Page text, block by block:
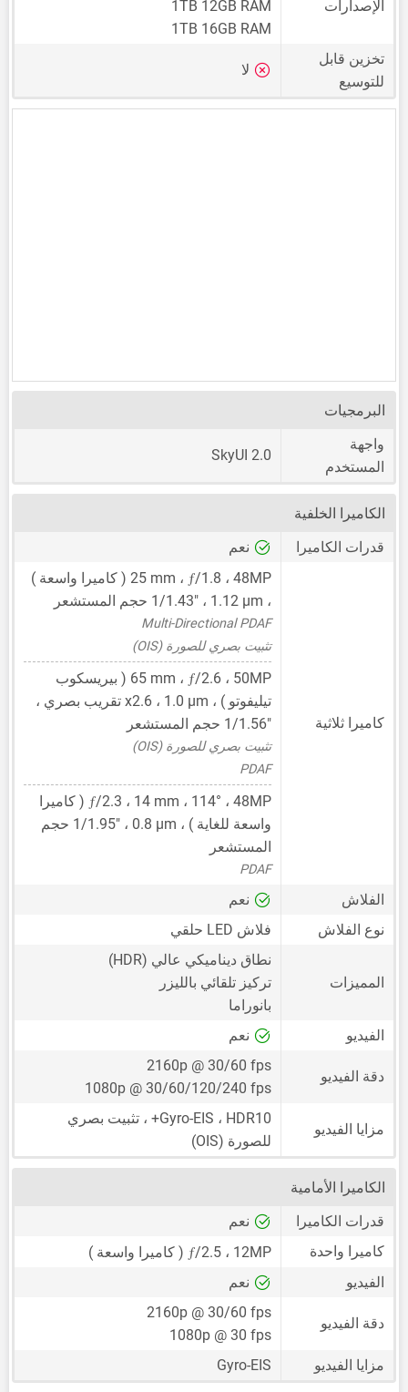
الإصدارات
1TB 12GB RAM
1TB 16GB RAM
تخزين قابل
للتوسيع
لا
البرمجيات
واجهة
المستخدم
SkyUI 2.0
الكاميرا الخلفية
قدرات الكاميرا
نعم
كاميرا ثلاثية
48MP ، ƒ/1.8 ، 25 mm ( كاميرا واسعة )
، 1.12 μm ، 1/1.43" حجم المستشعر
Multi-Directional PDAF
تثبيت بصري للصورة (OIS)
50MP ، ƒ/2.6 ، 65 mm ( بيريسكوب
تيليفوتو ) ، 1.0 μm ، x2.6 تقريب بصري ،
1/1.56" حجم المستشعر
تثبيت بصري للصورة (OIS)
PDAF
48MP ، ƒ/2.3 ، 14 mm
، 114° ( كاميرا
واسعة للغاية ) ، 0.8 μm ، 1/1.95" حجم
المستشعر
PDAF
الفلاش
نعم
نوع الفلاش
فلاش LED حلقي
المميزات
نطاق ديناميكي عالي (HDR)
تركيز تلقائي بالليزر
بانوراما
الفيديو
نعم
دقة الفيديو
2160p @ 30/60 fps
1080p @ 30/60/120/240 fps
مزايا الفيديو
Gyro-EIS ، HDR10+ ، تثبيت بصري
للصورة (OIS)
الكاميرا الأمامية
قدرات الكاميرا
نعم
كاميرا واحدة
12MP ، ƒ/2.5 ( كاميرا واسعة )
الفيديو
نعم
دقة الفيديو
2160p @ 30/60 fps
1080p @ 30 fps
مزايا الفيديو
Gyro-EIS